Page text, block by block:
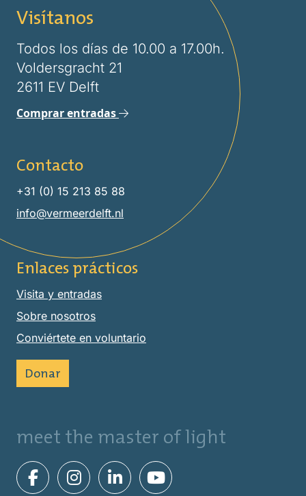
Visítanos
Todos los días de 10.00 a 17.00h.
Voldersgracht 21
2611 EV Delft
Comprar entradas
Contacto
+31 (0) 15 213 85 88
info@vermeerdelft.nl
Enlaces prácticos
Visita y entradas
Sobre nosotros
Conviértete en voluntario
Donar
meet the master of light